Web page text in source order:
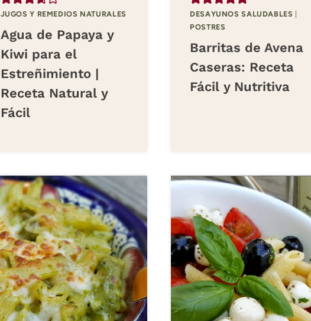
JUGOS Y REMEDIOS NATURALES
Agua de Papaya y
Kiwi para el
Estreñimiento |
Receta Natural y
Fácil
DESAYUNOS SALUDABLES
POSTRES
Barritas de Avena
Caseras: Receta
Fácil y Nutritiva